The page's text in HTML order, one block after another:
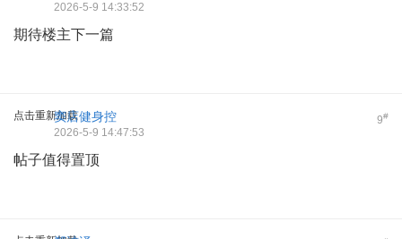
2026-5-9 14:33:52
期待楼主下一篇
点击重新加载 9#
窦店健身控
2026-5-9 14:47:53
帖子值得置顶